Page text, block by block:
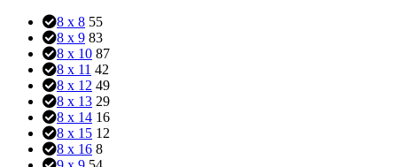
8 x 8 55
8 x 9 83
8 x 10 87
8 x 11 42
8 x 12 49
8 x 13 29
8 x 14 16
8 x 15 12
8 x 16 8